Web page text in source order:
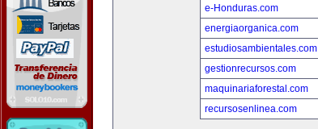
e-Honduras.com
energiaorganica.com
estudiosambientales.com
gestionrecursos.com
maquinariaforestal.com
recursosenlinea.com